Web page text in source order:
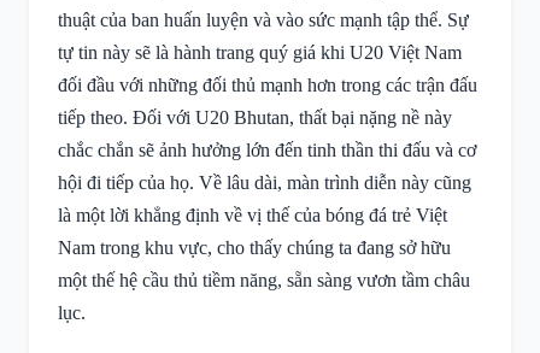
thuật của ban huấn luyện và vào sức mạnh tập thể. Sự
tự tin này sẽ là hành trang quý giá khi U20 Việt Nam
đối đầu với những đối thủ mạnh hơn trong các trận đấu
tiếp theo. Đối với U20 Bhutan, thất bại nặng nề này
chắc chắn sẽ ảnh hưởng lớn đến tinh thần thi đấu và cơ
hội đi tiếp của họ. Về lâu dài, màn trình diễn này cũng
là một lời khẳng định về vị thế của bóng đá trẻ Việt
Nam trong khu vực, cho thấy chúng ta đang sở hữu
một thế hệ cầu thủ tiềm năng, sẵn sàng vươn tầm châu
lục.